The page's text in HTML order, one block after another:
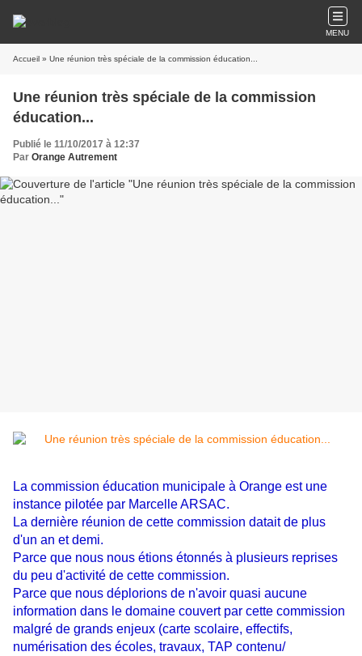
MENU
Accueil » Une réunion très spéciale de la commission éducation...
Une réunion très spéciale de la commission
éducation...
Publié le 11/10/2017 à 12:37
Par Orange Autrement
La commission éducation municipale à Orange est une
instance pilotée par Marcelle ARSAC.
La dernière réunion de cette commission datait de plus
d'un an et demi.
Parce que nous nous étions étonnés à plusieurs reprises
du peu d'activité de cette commission.
Parce que nous déplorions de n'avoir quasi aucune
information dans le domaine couvert par cette commission
malgré de grands enjeux (carte scolaire, effectifs,
numérisation des écoles, travaux, TAP contenu/